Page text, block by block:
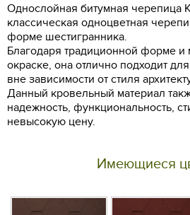
Однослойная битумная черепица
классическая одноцветная
форме шестигранника.
Благодаря традиционной форме и
окраске, она отлично подходит
вне зависимости от стиля
Данный кровельный материал
надежность, функциональность,
невысокую цену.
Имеющиеся